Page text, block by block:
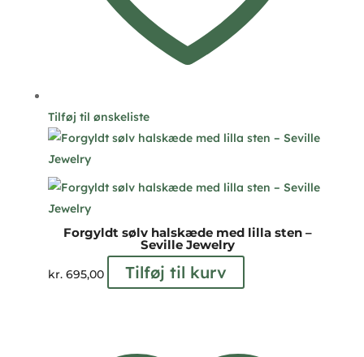
Tilføj til ønskeliste
Forgyldt sølv halskæde med lilla sten –
Seville Jewelry
kr.695,00 Tilføj til kurv